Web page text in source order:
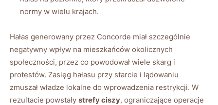
normy w wielu krajach.
Hałas generowany przez Concorde miał szczególnie
negatywny wpływ na mieszkańców okolicznych
społeczności, ⁣przez​ co powodował wiele skarg ‍i‌
protestów.⁢ Zasięg hałasu przy starcie i lądowaniu
zmuszał ⁤władze lokalne ⁣do wprowadzenia restrykcji. W
⁣rezultacie powstały strefy ciszy, ograniczające operacje